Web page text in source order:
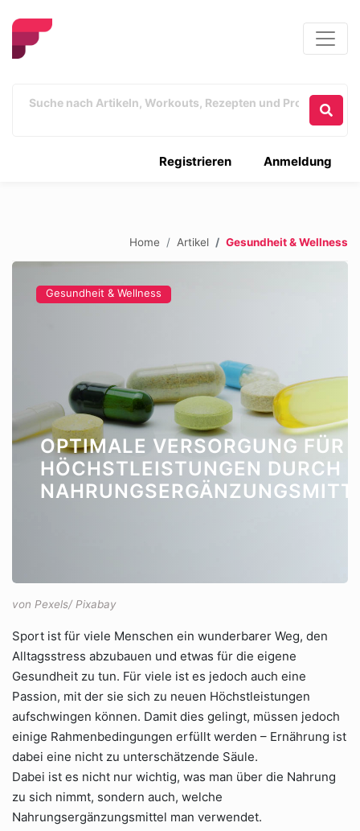
Anmeldung
Registrieren
Home Artikel Gesundheit & Wellness
Gesundheit & Wellness
OPTIMALE VERSORGUNG FÜR
HÖCHSTLEISTUNGEN DURCH
von Pexels/ Pixabay
Sport ist für viele Menschen ein wunderbarer Weg, den
Alltagsstress abzubauen und etwas für die eigene
Gesundheit zu tun. Für viele ist es jedoch auch eine
Passion, mit der sie sich zu neuen Höchstleistungen
aufschwingen können. Damit dies gelingt, müssen jedoch
einige Rahmenbedingungen erfüllt werden – Ernährung ist
dabei eine nicht zu unterschätzende Säule.
Dabei ist es nicht nur wichtig, was man über die Nahrung
zu sich nimmt, sondern auch, welche
Nahrungsergänzungsmittel man verwendet.